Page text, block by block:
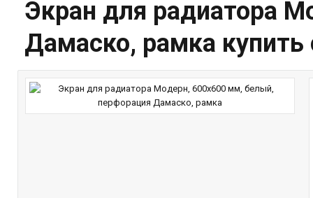
Экран для радиатора
Дамаско, рамка